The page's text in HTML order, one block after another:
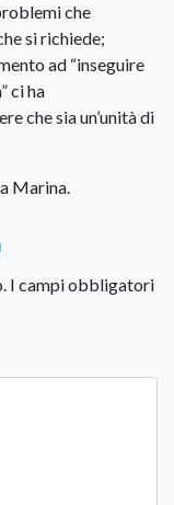
che
si richiede;
ad “inseguire
ci ha
che sia un’unità di
Marina.
I campi obbligatori